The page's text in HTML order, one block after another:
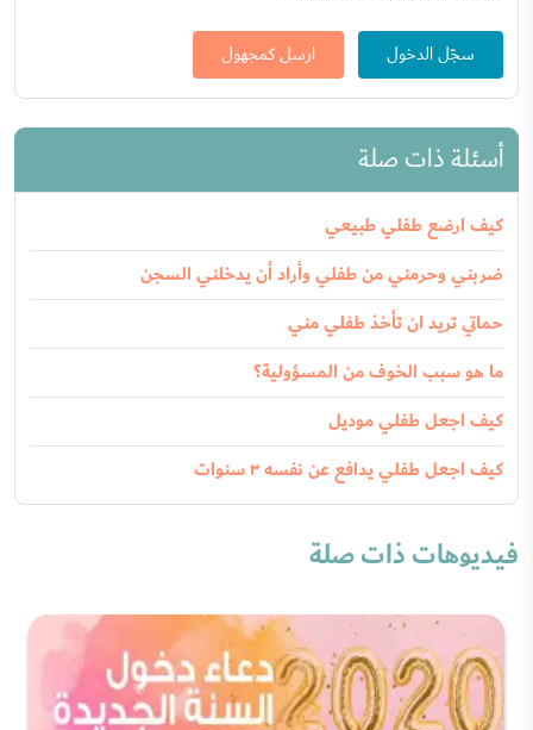
سجّل الدخول ارسل كمجهول
أسئلة ذات صلة
كيف ارضع طفلي طبيعي
ضربني وحرمني من طفلي وأراد أن يدخلني السجن
حماتي تريد ان تأخذ طفلي مني
ما هو سبب الخوف من المسؤولية؟
كيف اجعل طفلي موديل
كيف اجعل طفلي يدافع عن نفسه ٣ سنوات
فيديوهات ذات صلة